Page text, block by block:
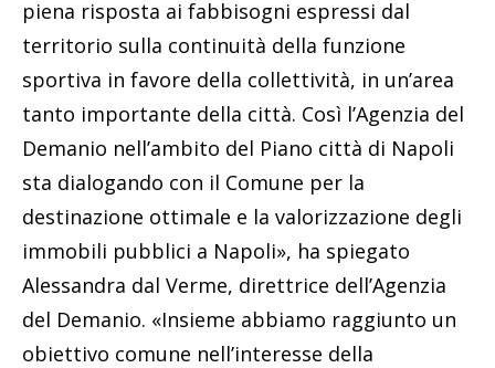
piena risposta ai fabbisogni espressi dal
territorio sulla continuità della funzione
sportiva in favore della collettività, in un’area
tanto importante della città. Così l’Agenzia del
Demanio nell’ambito del Piano città di Napoli
sta dialogando con il Comune per la
destinazione ottimale e la valorizzazione degli
immobili pubblici a Napoli», ha spiegato
Alessandra dal Verme, direttrice dell’Agenzia
del Demanio. «Insieme abbiamo raggiunto un
obiettivo comune nell’interesse della